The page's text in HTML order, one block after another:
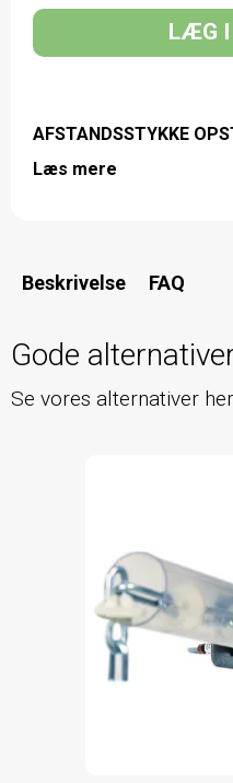
LÆG I
AFSTANDSSTYKKE
Læs mere
Beskrivelse FAQ
Gode
Se vores alternativer her